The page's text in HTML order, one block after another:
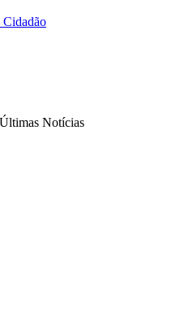
Cidadão
Últimas Notícias